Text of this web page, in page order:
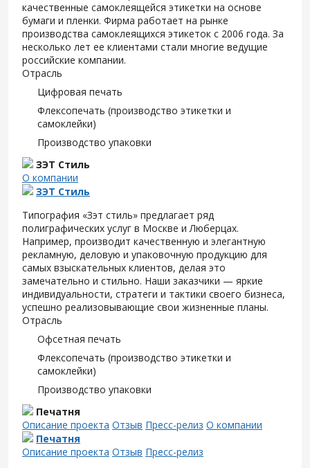
качественные самоклеящейся этикетки на основе
бумаги и пленки. Фирма работает на рынке
производства самоклеящихся этикеток с 2006 года. За
несколько лет ее клиентами стали многие ведущие
российские компании.
Отрасль
Цифровая печать
Флексопечать (производство этикетки и
самоклейки)
Производство упаковки
ЗЭТ Стиль
О компании
ЗЭТ Стиль
Типография «Зэт cтиль» предлагает ряд
полиграфических услуг в Москве и Люберцах.
Например, производит качественную и элегантную
рекламную, деловую и упаковочную продукцию для
самых взыскательных клиентов, делая это
замечательно и стильно. Наши заказчики — яркие
индивидуальности, стратеги и тактики своего бизнеса,
успешно реализовывающие свои жизненные планы.
Отрасль
Офсетная печать
Флексопечать (производство этикетки и
самоклейки)
Производство упаковки
Печатня
Описание проекта Отзыв Пресс-релиз О компании
Печатня
Описание проекта Отзыв Пресс-релиз